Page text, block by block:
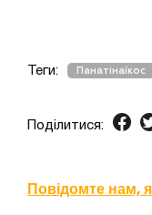
Теги: Панатінаїкос
Поділитися:
Повідомте нам,